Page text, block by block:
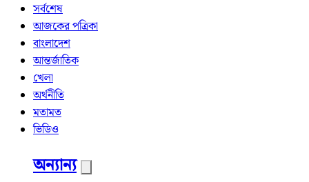
সর্বশেষ
আজকের পত্রিকা
বাংলাদেশ
আন্তর্জাতিক
খেলা
অর্থনীতি
মতামত
ভিডিও
অন্যান্য